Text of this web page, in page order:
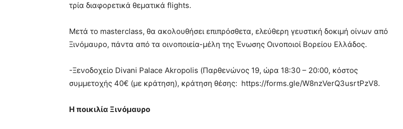
τρία διαφορετικά θεματικά flights.
Μετά το masterclass, θα ακολουθήσει επιπρόσθετα, ελεύθερη γευστική δοκιμή οίνων από
Ξινόμαυρο, πάντα από τα οινοποιεία-μέλη της Ένωσης Οινοποιοί Βορείου Ελλάδος.
-Ξενοδοχείο Divani Palace Akropolis (Παρθενώνος 19, ώρα 18:30 – 20:00, κόστος
συμμετοχής 40€ (με κράτηση), κράτηση θέσης: https://forms.gle/W8nzVerQ3usrtPzV8.
Η ποικιλία Ξινόμαυρο